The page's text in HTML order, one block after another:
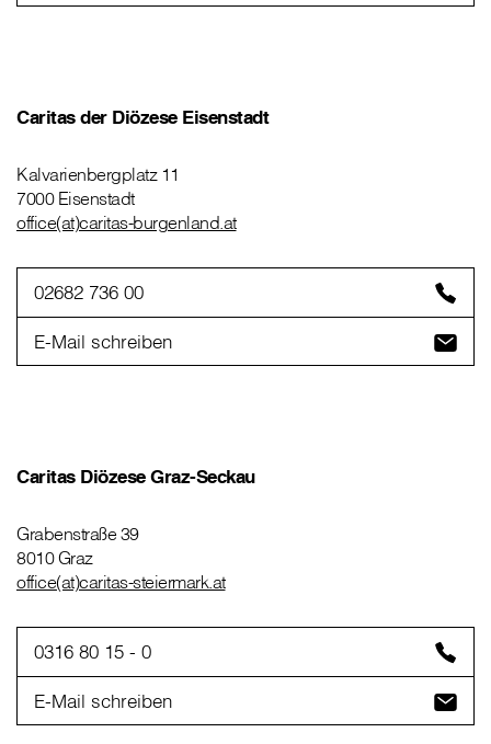
Caritas der Diözese Eisenstadt
Kalvarienbergplatz 11
7000 Eisenstadt
office(at)caritas-burgenland.at
02682 736 00
E-Mail schreiben
Caritas Diözese Graz-Seckau
Grabenstraße 39
8010 Graz
office(at)caritas-steiermark.at
0316 80 15 - 0
E-Mail schreiben